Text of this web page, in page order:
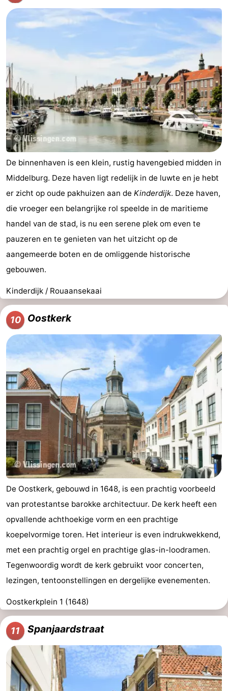
De binnenhaven is een klein, rustig havengebied midden in
Middelburg. Deze haven ligt redelijk in de luwte en je hebt
er zicht op oude pakhuizen aan de Kinderdijk. Deze haven,
die vroeger een belangrijke rol speelde in de maritieme
handel van de stad, is nu een serene plek om even te
pauzeren en te genieten van het uitzicht op de
aangemeerde boten en de omliggende historische
gebouwen.
Kinderdijk / Rouaansekaai
10 Oostkerk
De Oostkerk, gebouwd in 1648, is een prachtig voorbeeld
van protestantse barokke architectuur. De kerk heeft een
opvallende achthoekige vorm en een prachtige
koepelvormige toren. Het interieur is even indrukwekkend,
met een prachtig orgel en prachtige glas-in-loodramen.
Tegenwoordig wordt de kerk gebruikt voor concerten,
lezingen, tentoonstellingen en dergelijke evenementen.
Oostkerkplein 1 (1648)
11 Spanjaardstraat